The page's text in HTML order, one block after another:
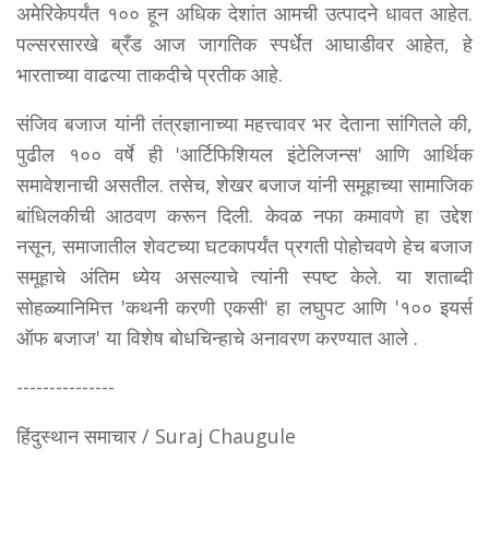
अमेरिकेपर्यंत १०० हून अधिक देशांत आमची उत्पादने धावत आहेत.
पल्सरसारखे ब्रँड आज जागतिक स्पर्धेत आघाडीवर आहेत, हे
भारताच्या वाढत्या ताकदीचे प्रतीक आहे.
संजिव बजाज यांनी तंत्रज्ञानाच्या महत्त्वावर भर देताना सांगितले की,
पुढील १०० वर्षे ही 'आर्टिफिशियल इंटेलिजन्स' आणि आर्थिक
समावेशनाची असतील. तसेच, शेखर बजाज यांनी समूहाच्या सामाजिक
बांधिलकीची आठवण करून दिली. केवळ नफा कमावणे हा उद्देश
नसून, समाजातील शेवटच्या घटकापर्यंत प्रगती पोहोचवणे हेच बजाज
समूहाचे अंतिम ध्येय असल्याचे त्यांनी स्पष्ट केले. या शताब्दी
सोहळ्यानिमित्त 'कथनी करणी एकसी' हा लघुपट आणि '१०० इयर्स
ऑफ बजाज' या विशेष बोधचिन्हाचे अनावरण करण्यात आले .
---------------
हिंदुस्थान समाचार / Suraj Chaugule